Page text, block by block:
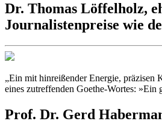
Dr. Thomas Löffelholz,
Journalistenpreise wie
„Ein mit hinreißender Energie, präzisen
eines zutreffenden Goethe-Wortes:
Prof. Dr. Gerd